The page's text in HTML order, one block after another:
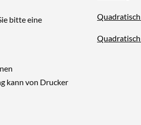
bitte eine
kann von Drucker